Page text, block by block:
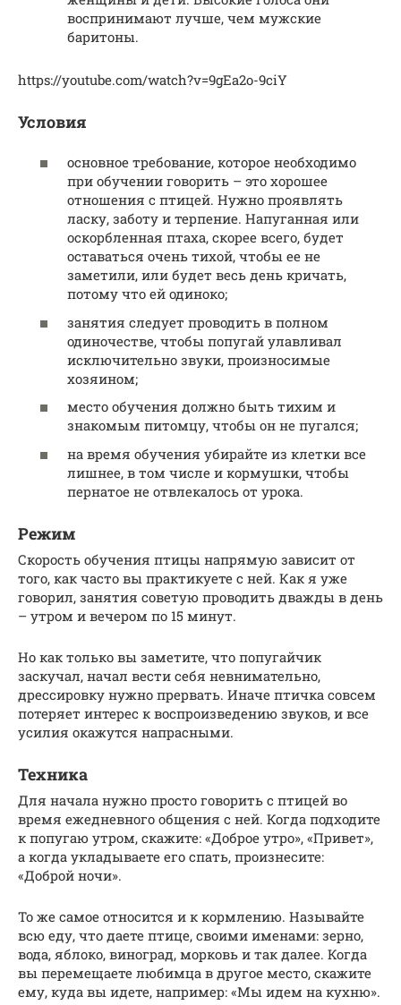
воспринимают лучше, чем мужские
баритоны.
https://youtube.com/watch?v=9gEa2o-9ciY
Условия
основное требование, которое необходимо
при обучении говорить – это хорошее
отношения с птицей. Нужно проявлять
ласку, заботу и терпение. Напуганная или
оскорбленная птаха, скорее всего, будет
оставаться очень тихой, чтобы ее не
заметили, или будет весь день кричать,
потому что ей одиноко;
занятия следует проводить в полном
одиночестве, чтобы попугай улавливал
исключительно звуки, произносимые
хозяином;
место обучения должно быть тихим и
знакомым питомцу, чтобы он не пугался;
на время обучения убирайте из клетки все
лишнее, в том числе и кормушки, чтобы
пернатое не отвлекалось от урока.
Режим
Скорость обучения птицы напрямую зависит от
того, как часто вы практикуете с ней. Как я уже
говорил, занятия советую проводить дважды в день
– утром и вечером по 15 минут.
Но как только вы заметите, что попугайчик
заскучал, начал вести себя невнимательно,
дрессировку нужно прервать. Иначе птичка совсем
потеряет интерес к воспроизведению звуков, и все
усилия окажутся напрасными.
Техника
Для начала нужно просто говорить с птицей во
время ежедневного общения с ней. Когда подходите
к попугаю утром, скажите: «Доброе утро», «Привет»,
а когда укладываете его спать, произнесите:
«Доброй ночи».
То же самое относится и к кормлению. Называйте
всю еду, что даете птице, своими именами: зерно,
вода, яблоко, виноград, морковь и так далее. Когда
вы перемещаете любимца в другое место, скажите
ему, куда вы идете, например: «Мы идем на кухню».